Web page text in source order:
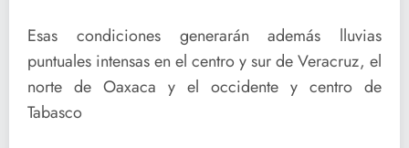
Esas condiciones generarán además lluvias
puntuales intensas en el centro y sur de Veracruz, el
norte de Oaxaca y el occidente y centro de
Tabasco